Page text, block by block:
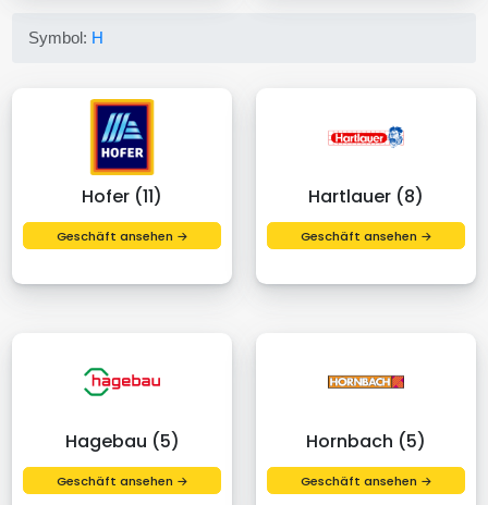
Symbol: H
Hofer (11)
Geschäft ansehen →
Hartlauer (8)
Geschäft ansehen →
Hagebau (5)
Geschäft ansehen →
Hornbach (5)
Geschäft ansehen →